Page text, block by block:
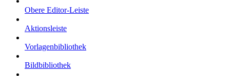
Obere Editor-Leiste
Aktionsleiste
Vorlagenbibliothek
Bildbibliothek